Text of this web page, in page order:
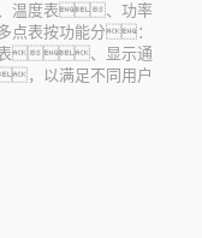
度表、功率
表按功能分：
表、显示通
，以满足不同用户